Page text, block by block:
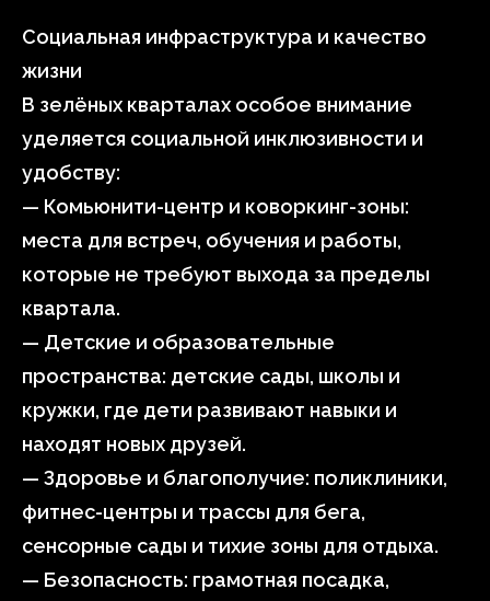
Социальная инфраструктура и качество
жизни
В зелёных кварталах особое внимание
уделяется социальной инклюзивности и
удобству:
— Комьюнити-центр и коворкинг-зоны:
места для встреч, обучения и работы,
которые не требуют выхода за пределы
квартала.
— Детские и образовательные
пространства: детские сады, школы и
кружки, где дети развивают навыки и
находят новых друзей.
— Здоровье и благополучие: поликлиники,
фитнес-центры и трассы для бега,
сенсорные сады и тихие зоны для отдыха.
— Безопасность: грамотная посадка,